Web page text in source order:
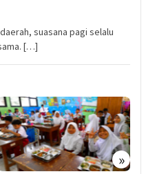
suasana pagi selalu
[…]
»